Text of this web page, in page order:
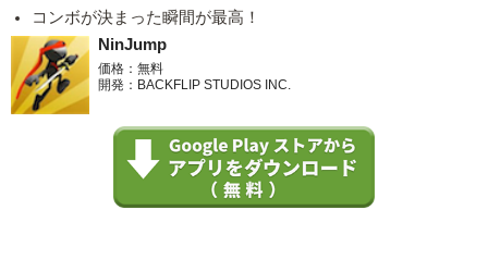
コンボが決まった瞬間が最高！
NinJump
価格：無料
開発：BACKFLIP STUDIOS INC.